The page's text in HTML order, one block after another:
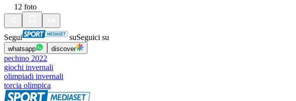
12 foto
Segui suSeguici su
whatsapp discover
pechino 2022
giochi invernali
olimpiadi invernali
torcia olimpica